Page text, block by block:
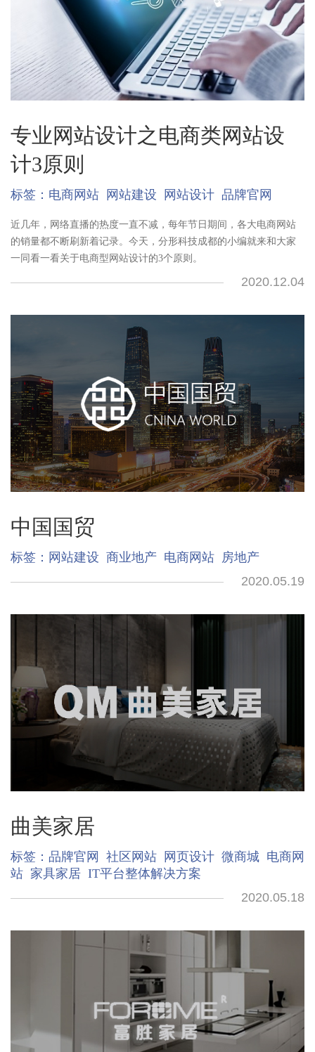
专业网站设计之电商类网站设
计3原则
标签： 电商网站 网站建设 网站设计 品牌官网
近几年，网络直播的热度一直不减，每年节日期间，各大电商网站
的销量都不断刷新着记录。今天，分形科技成都的小编就来和大家
一同看一看关于电商型网站设计的3个原则。
2020.12.04
中国国贸
标签： 网站建设 商业地产 电商网站
房地产
2020.05.19
曲美家居
标签： 品牌官网 社区网站 网页设计 微商城 电商网
站 家具家居 IT平台整体解决方案
2020.05.18